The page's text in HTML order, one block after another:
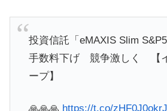
投資信託「eMAXIS Slim
手数料下げ 競争激しく 【
ープ】
🙏🙏🙏 https://t.co/zHF0J0okrJ